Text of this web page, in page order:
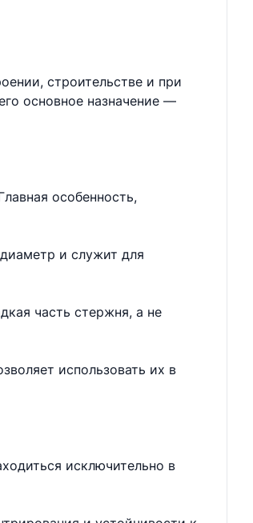
строительстве и при
основное назначение —
особенность,
и служит для
часть стержня, а не
использовать их в
исключительно в